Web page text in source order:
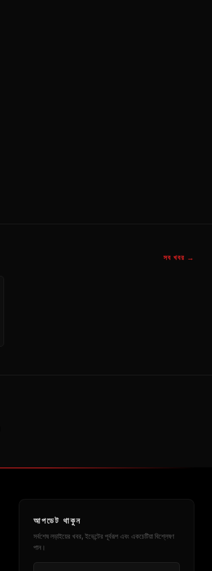
সব খবর →
আপডেট থাকুন
সর্বশেষ লড়াইয়ের খবর, ইভেন্টের পূর্বরূপ এবং একচেটিয়া বিশ্লেষণ
পান।